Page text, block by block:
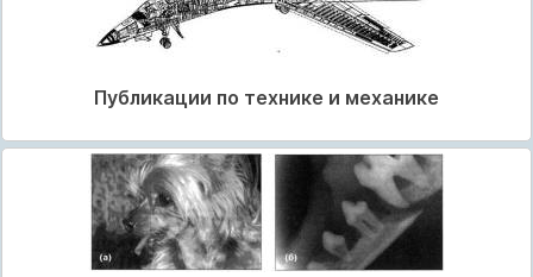
Публикации по технике и механике